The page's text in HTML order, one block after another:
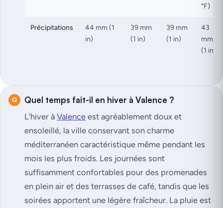
°F)
Précipitations
44 mm (1
in)
39 mm
(1 in)
39 mm
(1 in)
43
mm
(1 in)
Quel temps fait-il en hiver à Valence ?
L'hiver à Valence est agréablement doux et
ensoleillé, la ville conservant son charme
méditerranéen caractéristique même pendant les
mois les plus froids. Les journées sont
suffisamment confortables pour des promenades
en plein air et des terrasses de café, tandis que les
soirées apportent une légère fraîcheur. La pluie est